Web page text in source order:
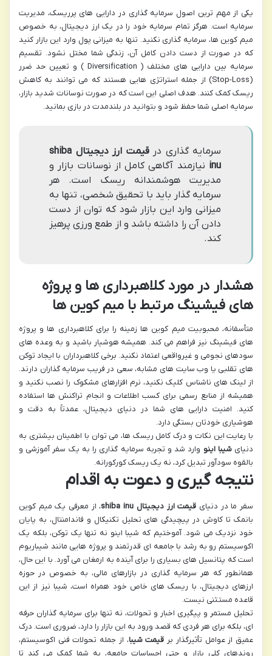
یکی از مهم ترین اصول سرمایه گذاری در دارایی های پرریسک، مدیریت
سرمایه است. هرگز تمام سرمایه خود را در یک ارز دیجیتال، به خصوص
میم کوین ها، سرمایه گذاری نکنید. تنها به میزانی پول وارد این بازار کنید
که در صورت از دست دادن کامل آن، زندگی شما مختل نشود. تقسیم
سرمایه بین دارایی های مختلف ( Diversification ) و تعیین حد ضرر
(Stop-Loss) از جمله استراتژی هایی هستند که می توانند به کاهش
ریسک کمک کنند. هدف اصلی این است که در صورت نوسانات شدید بازار،
سرمایه اصلی شما حفظ شود و بتوانید در بلندمدت در بازی بمانید.
سرمایه گذاری در
قیمت ارز دیجیتال shiba
inu نیازمند آگاهی کامل از نوسانات بازار و
مدیریت هوشمندانه ریسک است. هر
سرمایه گذار باید با تحقیق شخصی، تنها به
میزانی وارد این بازار شود که توان از دست
دادن آن را داشته باشد و از طمع ورزی پرهیز
کند.
هشدار در مورد کلاهبرداری ها و پروژه
های فیشینگ مرتبط با میم کوین ها
متأسفانه، محبوبیت میم کوین ها زمینه را برای کلاهبرداری ها و پروژه
های فیشینگ نیز فراهم می کند. همیشه هوشیار باشید و به وعده های
سودهای نجومی و غیرواقعی اعتماد نکنید. برخی کلاهبرداران با ایجاد توکن
های تقلبی یا وب سایت های مشابه، سعی در فریب سرمایه گذاران دارند.
از لینک های ناشناس کلیک نکنید، نرم افزارهای مشکوک را نصب نکنید و
همیشه از منابع رسمی برای کسب اطلاعات و انجام تراکنش ها استفاده
کنید. امنیت دارایی های شما در دنیای دیجیتال، عمدتاً به دقت و
هوشیاری خودتان بستگی دارد.
با رعایت این نکات و درک کامل ریسک ها، می توان با اطمینان بیشتری به
دنیایشیبا اینو وارد شد و تجربه سرمایه گذاری را به یک سفر آموزشی و
بالقوه سودآور تبدیل کرد، نه یک ریسک کورکورانه.
نتیجه گیری و دعوت به اقدام
سفر ما در دنیای قیمت ارز دیجیتال shiba inu
، از معرفی یک میم کوین
بانمک تا کاوش در پیچیدگی های تحلیل تکنیکال و فاندامنتال، به پایان
خود نزدیک می شود. آموختیم که شیبا اینو نه تنها یک توکن، بلکه یک
اکوسیستم رو به رشد با جامعه ای قدرتمند و پروژه هایی مانند شیباریوم
است که پتانسیل های بسیاری را برای آینده به ارمغان می آورد. با این حال،
همانطور که هر سرمایه گذاری در بازارهای مالی، به خصوص در حوزه
ارزهای دیجیتال، با ریسک های خاص خود همراه است، شیبا نیز از این
قاعده مستثنی نیست.
تحلیل مستمر و پیگیری اخبار و تحولات، نه تنها برای سرمایه گذاران حرفه
ای، بلکه برای هر فردی که قصد ورود به این بازار را دارد، ضروری است. درک
عمیق از عوامل تأثیرگذار بر قیمت شیبا، از جمله تحولات فنی اکوسیستم،
روندهای کلی بازار و حتی احساسات جامعه، به شما کمک می کند تا